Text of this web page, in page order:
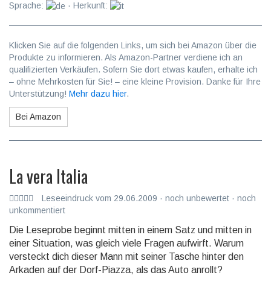
Sprache:
· Herkunft:
Klicken Sie auf die folgenden Links, um sich bei Amazon über die
Produkte zu informieren. Als Amazon-Partner verdiene ich an
qualifizierten Verkäufen. Sofern Sie dort etwas kaufen, erhalte ich
– ohne Mehrkosten für Sie! – eine kleine Provision. Danke für Ihre
Unterstützung! Mehr dazu hier.
Bei Amazon
La vera Italia
Leseeindruck vom 29.06.2009 · noch unbewertet · noch
unkommentiert
Die Leseprobe beginnt mitten in einem Satz und mitten in
einer Situation, was gleich viele Fragen aufwirft. Warum
versteckt dich dieser Mann mit seiner Tasche hinter den
Arkaden auf der Dorf-Piazza, als das Auto anrollt?